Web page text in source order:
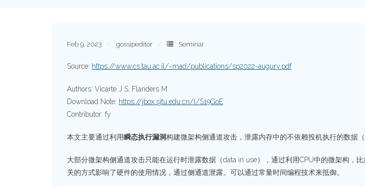
Feb 9, 2023 gossipeditor Seminar
Source: https://www.cs.tau.ac.il/~mad/publications/sp2022-augury.pdf
Authors: Vicarte J S, Flanders M
Download Note: https://jbox.sjtu.edu.cn/l/S19GoE
Contributor: fy
本文主要通过利用瞬态执行漏洞构建微架构侧通道攻击，泄露内存中的不依赖投机执行的数据（
大部分微架构侧通道攻击只能在运行时泄露数据（data in use），通过利用CPU中的微架构，
关的方式影响了硬件的使用情况，通过侧通道泄露。可以通过常量时间编程技术来抵御。